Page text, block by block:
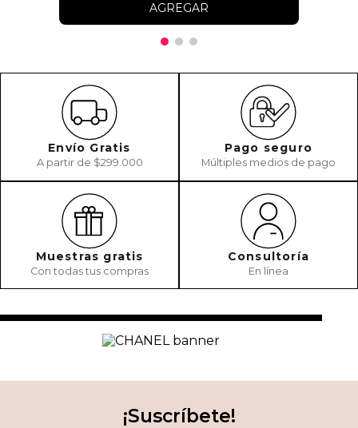
AGREGAR
Envío Gratis
A partir de $299.000
Pago seguro
Múltiples medios de pago
Muestras gratis
Con todas tus compras
Consultoría
En línea
¡Suscríbete!